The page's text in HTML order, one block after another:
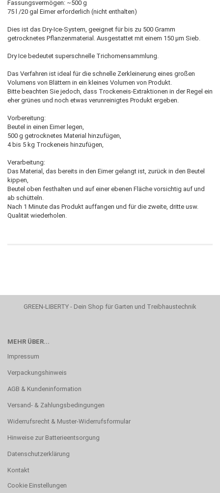
Fassungsvermögen: ~500 g
75 l /20 gal Eimer erforderlich (nicht enthalten)
Dies ist das Dry-Ice-System, geeignet für bis zu 500 Gramm
getrocknetes Pflanzenmaterial. Ausgestattet mit einem 150 μm Sieb.
Dry Ice bedeutet superschnelle Trichomensammlung.
Das Verfahren ist ideal für die schnelle Zerkleinerung eines großen
Volumens von Blättern in ein kleines Volumen von Produkt.
Bitte beachten Sie jedoch, dass Trockeneis-Extraktionen in der Regel ein
eher grünes und noch etwas verunreinigtes Produkt ergeben.
Vorbereitung:
Beutel in einen Eimer legen,
500 g getrocknetes Material hinzufügen,
4 bis 5 kg Trockeneis hinzufügen,
Verarbeitung:
Das Material, das bereits in den Eimer gelangt ist, zurück in den Beutel
kippen,
Beutel oben festhalten und auf einer ebenen Fläche vorsichtig auf und
ab schütteln.
Nach 1 Minute das Produkt auffangen und für die zweite, dritte usw.
Qualität wiederholen.
GREEN-LIBERTY - Dein Shop für Garten und Treibhaustechnik
MEHR ÜBER...
Impressum
Verpackungshinweis
AGB & Kundeninformation
Versand- & Zahlungsbedingungen
Widerrufsrecht & Muster-Widerrufsformular
Hinweise zur Batterieentsorgung
Datenschutzerklärung
Kontakt
Cookie Einstellungen